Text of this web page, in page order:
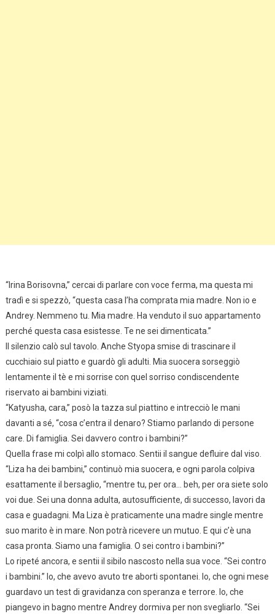
“Irina Borisovna,” cercai di parlare con voce ferma, ma questa mi
tradì e si spezzò, “questa casa l’ha comprata mia madre. Non io e
Andrey. Nemmeno tu. Mia madre. Ha venduto il suo appartamento
perché questa casa esistesse. Te ne sei dimenticata.”
Il silenzio calò sul tavolo. Anche Styopa smise di trascinare il
cucchiaio sul piatto e guardò gli adulti. Mia suocera sorseggiò
lentamente il tè e mi sorrise con quel sorriso condiscendente
riservato ai bambini viziati.
“Katyusha, cara,” posò la tazza sul piattino e intrecciò le mani
davanti a sé, “cosa c’entra il denaro? Stiamo parlando di persone
care. Di famiglia. Sei davvero contro i bambini?”
Quella frase mi colpì allo stomaco. Sentii il sangue defluire dal viso.
“Liza ha dei bambini,” continuò mia suocera, e ogni parola colpiva
esattamente il bersaglio, “mentre tu, per ora… beh, per ora siete solo
voi due. Sei una donna adulta, autosufficiente, di successo, lavori da
casa e guadagni. Ma Liza è praticamente una madre single mentre
suo marito è in mare. Non potrà ricevere un mutuo. E qui c’è una
casa pronta. Siamo una famiglia. O sei contro i bambini?”
Lo ripeté ancora, e sentii il sibilo nascosto nella sua voce. “Sei contro
i bambini.” Io, che avevo avuto tre aborti spontanei. Io, che ogni mese
guardavo un test di gravidanza con speranza e terrore. Io, che
piangevo in bagno mentre Andrey dormiva per non svegliarlo. “Sei